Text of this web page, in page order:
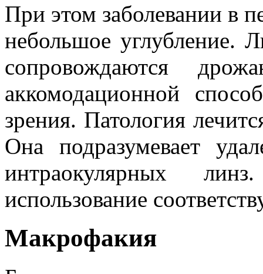
При этом заболевании в
небольшое углубление.
сопровождаются
аккомодационной
зрения. Патология
Она подразумевает
интраокулярных
использование
Макрофакия